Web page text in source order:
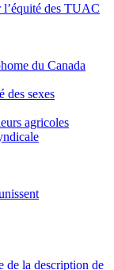
l’équité des TUAC
du Canada
des sexes
agricoles
de la description de